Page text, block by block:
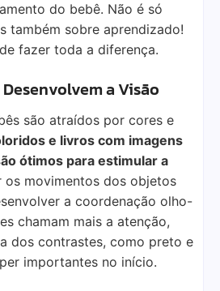
do bebê. Não é só
também sobre aprendizado!
fazer toda a diferença.
a Visão
são atraídos por cores e
e livros com imagens
ótimos para estimular a
os movimentos dos objetos
a coordenação olho-
chamam mais a atenção,
dos contrastes, como preto e
importantes no início.